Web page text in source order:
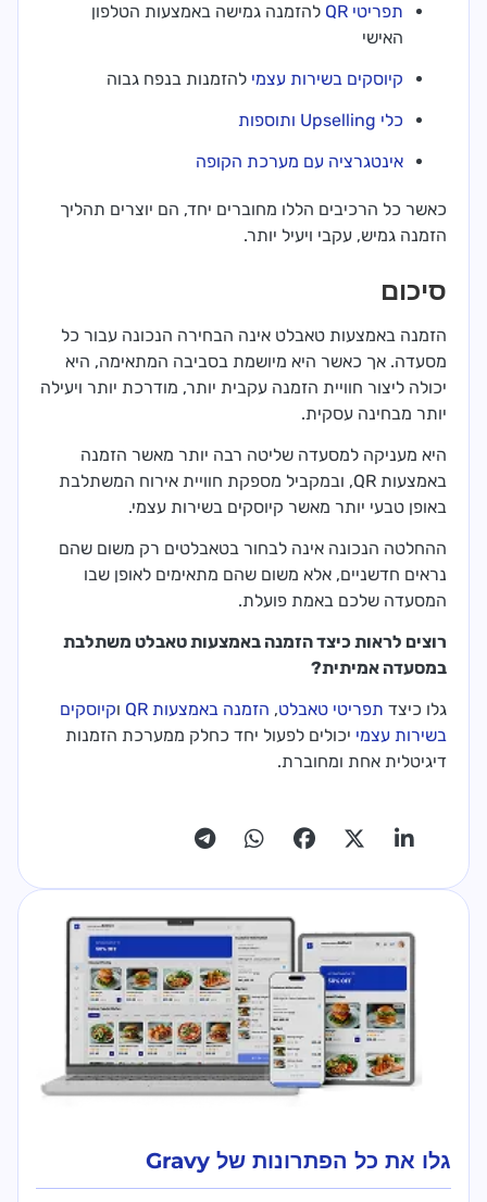
תפריטי QR
להזמנה גמישה באמצעות הטלפון
האישי
קיוסקים בשירות עצמי להזמנות בנפח גבוה
כלי Upselling ותוספות
אינטגרציה עם מערכת הקופה
כאשר כל הרכיבים הללו מחוברים יחד, הם יוצרים תהליך
הזמנה גמיש, עקבי ויעיל יותר.
סיכום
הזמנה באמצעות טאבלט אינה הבחירה הנכונה עבור כל
מסעדה. אך כאשר היא מיושמת בסביבה המתאימה, היא
יכולה ליצור חוויית הזמנה עקבית יותר, מודרכת יותר ויעילה
יותר מבחינה עסקית.
היא מעניקה למסעדה שליטה רבה יותר מאשר הזמנה
באמצעות QR, ובמקביל מספקת חוויית אירוח המשתלבת
באופן טבעי יותר מאשר קיוסקים בשירות עצמי.
ההחלטה הנכונה אינה לבחור בטאבלטים רק משום שהם
נראים חדשניים, אלא משום שהם מתאימים לאופן שבו
המסעדה שלכם באמת פועלת.
רוצים לראות כיצד הזמנה באמצעות טאבלט משתלבת
במסעדה אמיתית?
גלו כיצד תפריטי טאבלט, הזמנה באמצעות QR וקיוסקים
בשירות עצמי יכולים לפעול יחד כחלק ממערכת הזמנות
דיגיטלית אחת ומחוברת.
גלו את כל הפתרונות של Gravy